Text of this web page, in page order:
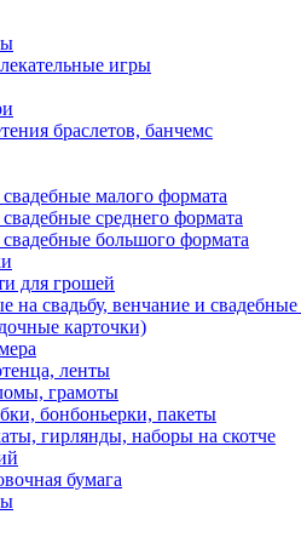
игры
браслетов, банчемс
малого формата
среднего формата
большого формата
для грошей
на свадьбу, венчание и
карточки)
ленты
грамоты
бонбоньерки, пакеты
гирлянды, наборы на скотче
бумага